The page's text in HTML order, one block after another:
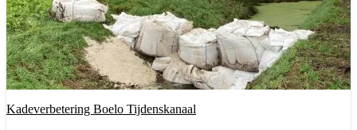
Kadeverbetering Boelo Tijdenskanaal